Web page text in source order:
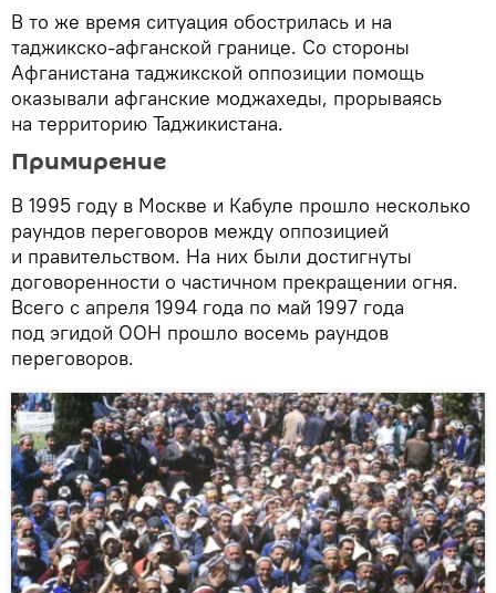
В то же время ситуация обострилась и на
таджикско-афганской границе. Со стороны
Афганистана таджикской оппозиции помощь
оказывали афганские моджахеды, прорываясь
на территорию Таджикистана.
Примирение
В 1995 году в Москве и Кабуле прошло несколько
раундов переговоров между оппозицией
и правительством. На них были достигнуты
договоренности о частичном прекращении огня.
Всего с апреля 1994 года по май 1997 года
под эгидой ООН прошло восемь раундов
переговоров.